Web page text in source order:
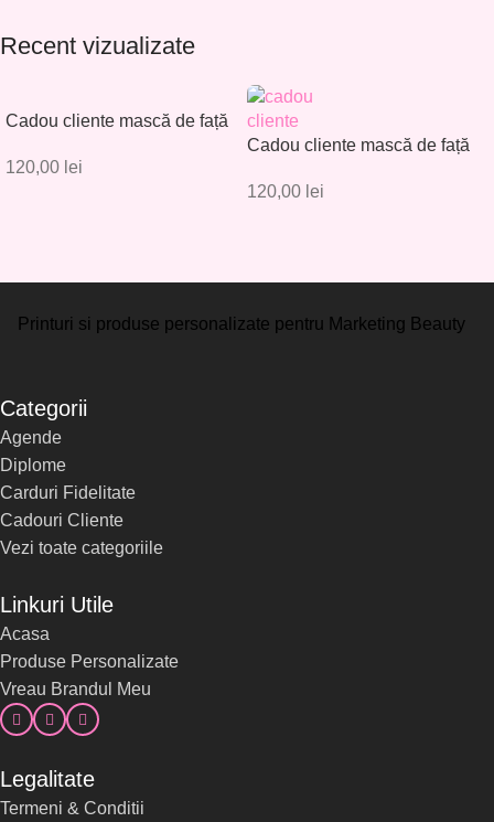
Recent vizualizate
Cadou cliente mască de față
120,00 lei
Cadou cliente mască de față
120,00 lei
Printuri si produse personalizate pentru Marketing Beauty
Categorii
Agende
Diplome
Carduri Fidelitate
Cadouri Cliente
Vezi toate categoriile
Linkuri Utile
Acasa
Produse Personalizate
Vreau Brandul Meu
Legalitate
Termeni & Conditii